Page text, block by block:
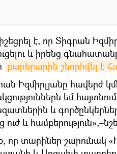
է, որ Տիգրան
և իրենց
բարերարին շնորհվել է
Իզմիրլյանը հավերժ
եմ
և
ուժ և
որ տարիներ շարունակ